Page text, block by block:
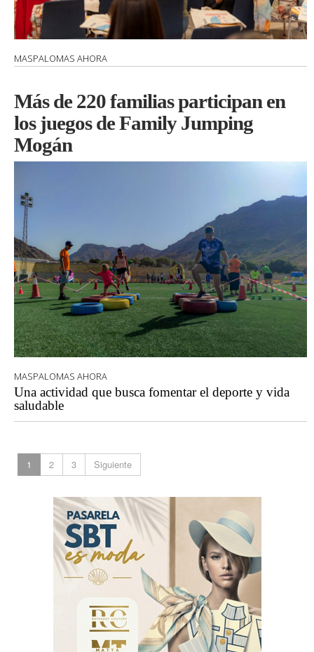
MASPALOMAS AHORA
Más de 220 familias participan en
los juegos de Family Jumping
Mogán
MASPALOMAS AHORA
Una actividad que busca fomentar el deporte y vida
saludable
1 2 3 Siguiente